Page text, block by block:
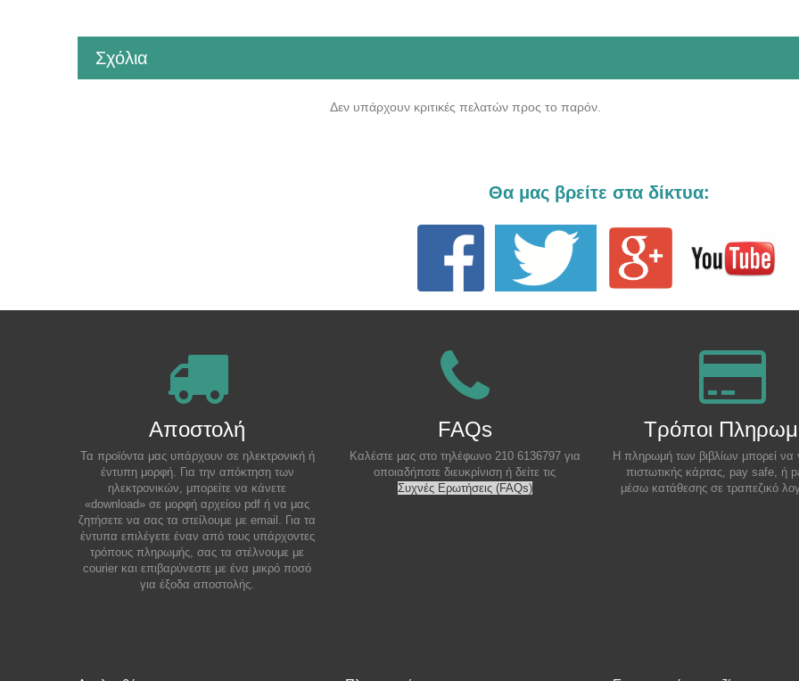
Σχόλια
Δεν υπάρχουν κριτικές πελατών προς το παρόν.
Θα μας βρείτε στα δίκτυα:
Αποστολή
Τα προϊόντα μας υπάρχουν σε ηλεκτρονική ή
έντυπη μορφή. Για την απόκτηση των
ηλεκτρονικών, μπορείτε να κάνετε
«download» σε μορφή αρχείου pdf ή να μας
ζητήσετε να σας τα στείλουμε με email. Για τα
έντυπα επιλέγετε έναν από τους υπάρχοντες
τρόπους πληρωμής, σας τα στέλνουμε με
courier και επιβαρύνεστε με ένα μικρό ποσό
για έξοδα αποστολής.
FAQs
Καλέστε μας στο τηλέφωνο 210 6136797 για
οποιαδήποτε διευκρίνιση ή δείτε τις
Συχνές Ερωτήσεις (FAQs)
Τρόποι
Η πληρωμή των βιβλίων μπορεί να
πιστωτικής κάρτας, pay safe, ή
μέσω κατάθεσης σε τραπεζικό